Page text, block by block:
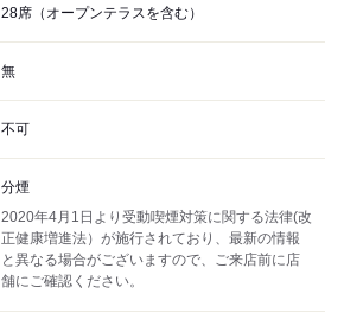
28席（オープンテラスを含む）
無
不可
分煙
2020年4月1日より受動喫煙対策に関する法律(改
正健康増進法）が施行されており、最新の情報
と異なる場合がございますので、ご来店前に店
舗にご確認ください。